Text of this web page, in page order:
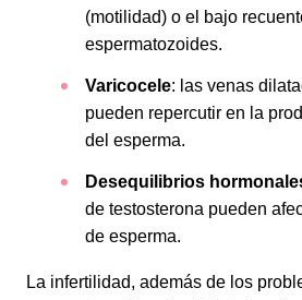
(motilidad) o el bajo
espermatozoides.
Varicocele: las venas
pueden repercutir en la
del esperma.
Desequilibrios
de testosterona pueden
de esperma.
La infertilidad, además de los